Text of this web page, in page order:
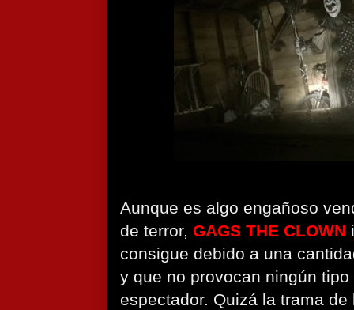
Aunque es algo engañoso
de terror, GAGS THE CLOWN
consigue debido a una
y que no provocan ningún
espectador. Quizá la trama